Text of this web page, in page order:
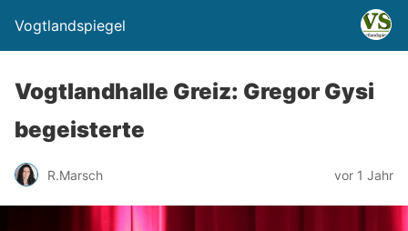
Vogtlandspiegel
Vogtlandhalle Greiz: Gregor Gysi
begeisterte
R.Marsch vor 1 Jahr